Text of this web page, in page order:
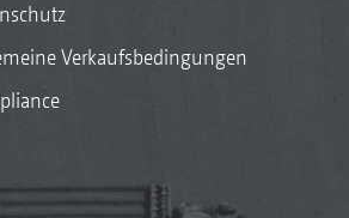
Verkaufsbedingungen